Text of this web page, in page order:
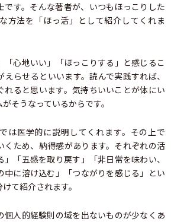
です。そんな著者が、いつもほっこりした
方法を「ほっ活」として紹介してくれま
心地いい」「ほっこりする」と感じるこ
らせるといいます。読んで実践すれば、
れると思います。気持ちいいことが体にい
そうなっているからです。
は医学的に説明してくれます。その上で
くため、納得感があります。それぞれの活
「五感を取り戻す」「非日常を味わい、
中に溶け込む」「つながりを感じる」とい
て紹介されます。
人的経験則の域を出ないものが少なくあ